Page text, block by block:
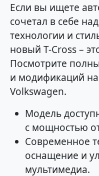
Если вы ищете
сочетал в себе
технологии и
новый T-Cross –
Посмотрите
и модификаций
Volkswagen.
Модель
с мощностью
Современное
оснащение и
мультимедиа.